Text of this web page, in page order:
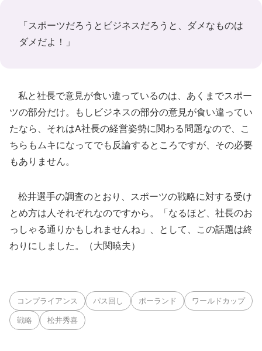
「スポーツだろうとビジネスだろうと、ダメなものは
ダメだよ！」
私と社長で意見が食い違っているのは、あくまでスポー
ツの部分だけ。もしビジネスの部分の意見が食い違ってい
たなら、それはA社長の経営姿勢に関わる問題なので、こ
ちらもムキになってでも反論するところですが、その必要
もありません。
松井選手の調査のとおり、スポーツの戦略に対する受け
とめ方は人それぞれなのですから。「なるほど、社長のお
っしゃる通りかもしれませんね」、として、この話題は終
わりにしました。（大関暁夫）
コンプライアンス パス回し ポーランド ワールドカップ
戦略 松井秀喜